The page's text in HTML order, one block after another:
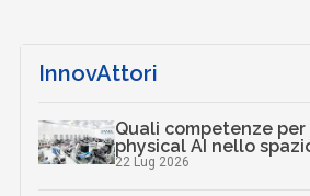
InnovAttori
Quali competenze
physical AI nello
22 Lug 2026